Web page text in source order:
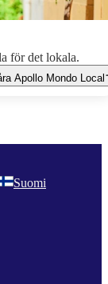
för det lokala.
Apollo Mondo Local
Suomi